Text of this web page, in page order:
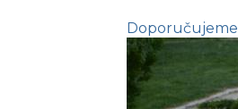
Doporučujeme